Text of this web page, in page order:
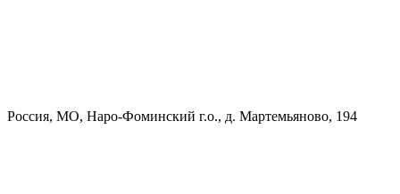
Россия, МO, Наро-Фоминский г.о., д. Мартемьяново, 194